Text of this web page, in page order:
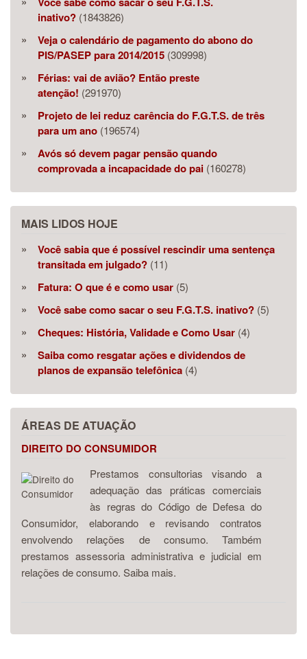
inativo? (1843826)
Veja o calendário de pagamento do abono do
PIS/PASEP para 2014/2015 (309998)
Férias: vai de avião? Então preste
atenção! (291970)
Projeto de lei reduz carência do F.G.T.S. de três
para um ano (196574)
Avós só devem pagar pensão quando
comprovada a incapacidade do pai (160278)
MAIS LIDOS HOJE
Você sabia que é possível rescindir uma sentença
transitada em julgado? (11)
Fatura: O que é e como usar (5)
Você sabe como sacar o seu F.G.T.S. inativo? (5)
Cheques: História, Validade e Como Usar (4)
Saiba como resgatar ações e dividendos de
planos de expansão telefônica (4)
ÁREAS DE ATUAÇÃO
DIREITO DO CONSUMIDOR
Prestamos consultorias visando a
adequação das práticas comerciais
às regras do Código de Defesa do
Consumidor, elaborando e revisando contratos
envolvendo relações de consumo. Também
prestamos assessoria administrativa e judicial em
relações de consumo. Saiba mais.